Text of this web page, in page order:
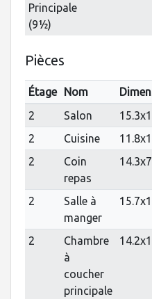
Principale
(9½)
Pièces
Étage Nom
2
Salon
2
Cuisine
2
Coin
repas
2
Salle à
manger
2
Chambre
à
coucher
principale